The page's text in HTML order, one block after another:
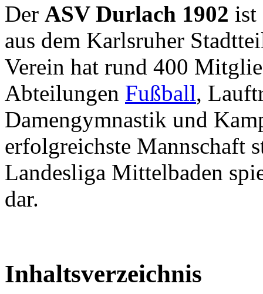
Der ASV Durlach 1902
aus dem Karlsruher
Verein hat rund 400
Abteilungen Fußball,
Damengymnastik und
erfolgreichste Mannschaft
Landesliga Mittelbaden
dar.
Inhaltsverzeichnis